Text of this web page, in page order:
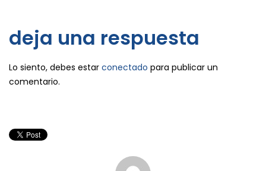
deja una respuesta
Lo siento, debes estar conectado para publicar un
comentario.